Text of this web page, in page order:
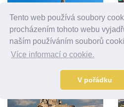
Tento web používá soubory
procházením tohoto webu
naším používáním souborů
Více informací o cookie.
V pořádku